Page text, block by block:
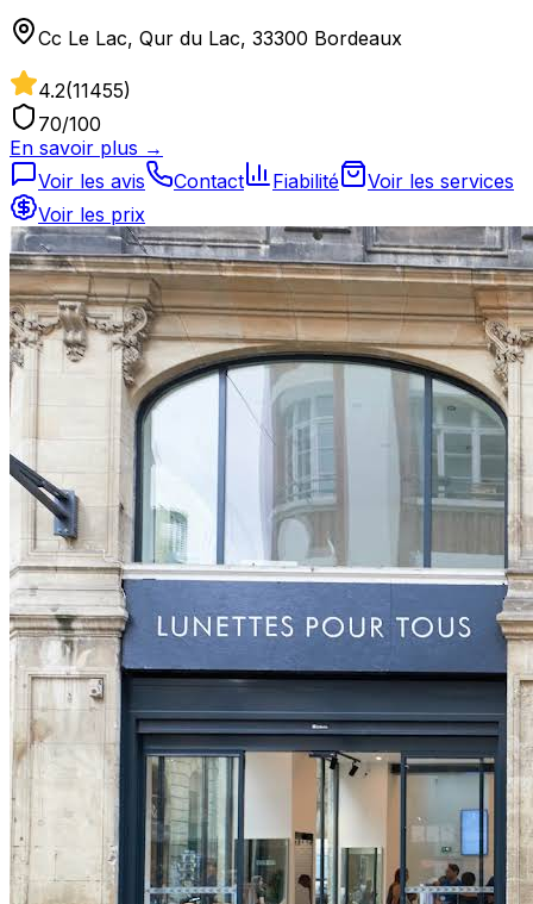
Cc Le Lac, Qur du Lac, 33300 Bordeaux
4.2(11455)
70/100
En savoir plus →
Voir les avis
Contact Fiabilité
Voir les services
Voir les prix